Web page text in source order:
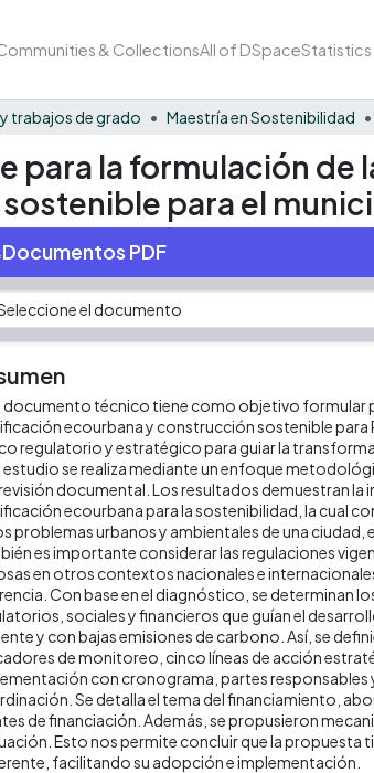
& CollectionsAll of DSpaceStatistics
y trabajos de grado Maestría en Sostenibilidad
para la formulación de
para el
Documentos PDF
documento técnico tiene como objetivo formular
ecourbana y construcción sostenible para
regulatorio y estratégico para guiar la
estudio se realiza mediante un enfoque
documental. Los resultados demuestran la
ecourbana para la sostenibilidad, la cual
problemas urbanos y ambientales de una ciudad,
es importante considerar las regulaciones
en otros contextos nacionales e
Con base en el diagnóstico, se determinan
sociales y financieros que guían el
y con bajas emisiones de carbono. Así, se
de monitoreo, cinco líneas de acción
con cronograma, partes responsables
Se detalla el tema del financiamiento,
de financiación. Además, se propusieron
Esto nos permite concluir que la propuesta
facilitando su adopción e implementación.